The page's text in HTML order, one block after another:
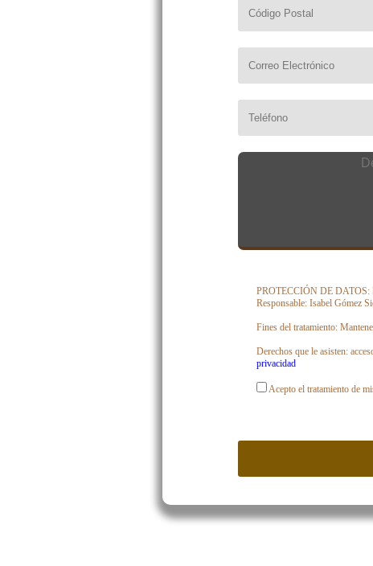
PROTECCIÓN DE DATOS:
Responsable: Isabel Gómez
Fines del tratamiento:
Derechos que le asisten:
privacidad
Acepto el tratamiento de